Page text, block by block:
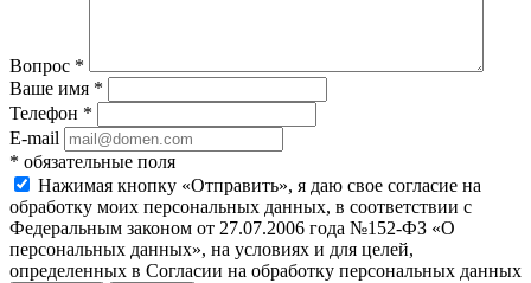
Вопрос *
Ваше имя *
Телефон *
E-mail
* обязательные поля
Нажимая кнопку «Отправить», я даю свое согласие на
обработку моих персональных данных, в соответствии с
Федеральным законом от 27.07.2006 года №152-ФЗ «О
персональных данных», на условиях и для целей,
определенных в Согласии на обработку персональных данных